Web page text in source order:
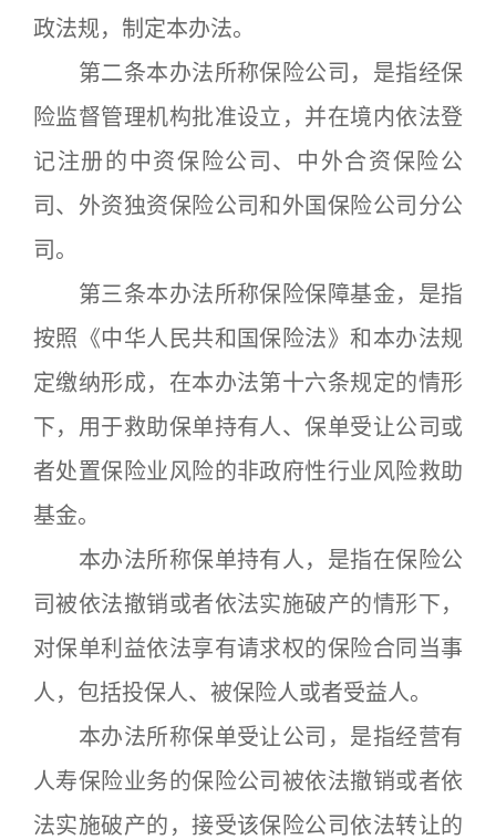
政法规，制定本办法。
第二条本办法所称保险公司，是指经保
险监督管理机构批准设立，并在境内依法登
记注册的中资保险公司、中外合资保险公
司、外资独资保险公司和外国保险公司分公
司。
第三条本办法所称保险保障基金，是指
按照《中华人民共和国保险法》和本办法规
定缴纳形成，在本办法第十六条规定的情形
下，用于救助保单持有人、保单受让公司或
者处置保险业风险的非政府性行业风险救助
基金。
本办法所称保单持有人，是指在保险公
司被依法撤销或者依法实施破产的情形下，
对保单利益依法享有请求权的保险合同当事
人，包括投保人、被保险人或者受益人。
本办法所称保单受让公司，是指经营有
人寿保险业务的保险公司被依法撤销或者依
法实施破产的，接受该保险公司依法转让的